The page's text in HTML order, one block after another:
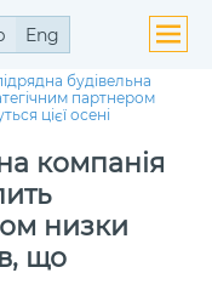
Eng
будівельна
партнером
цієї осені
компанія
низки
що